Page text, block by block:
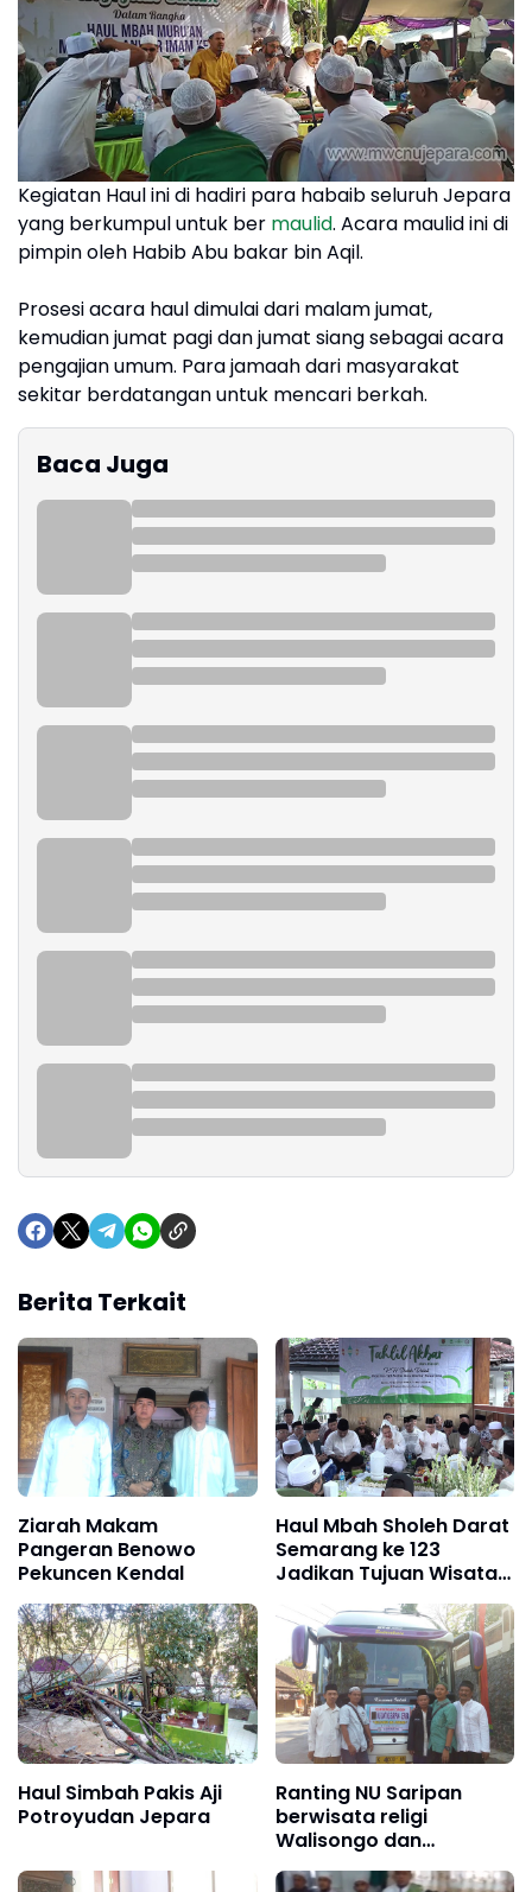
Kegiatan Haul ini di hadiri para habaib seluruh Jepara
yang berkumpul untuk ber maulid. Acara maulid ini di
pimpin oleh Habib Abu bakar bin Aqil.
Prosesi acara haul dimulai dari malam jumat,
kemudian jumat pagi dan jumat siang sebagai acara
pengajian umum. Para jamaah dari masyarakat
sekitar berdatangan untuk mencari berkah.
Baca Juga
Berita Terkait
Ziarah Makam
Pangeran Benowo
Pekuncen Kendal
Haul Mbah Sholeh Darat
Semarang ke 123
Jadikan Tujuan Wisata
Haul Simbah Pakis Aji
Potroyudan Jepara
Ranting NU Saripan
berwisata religi
Walisongo dan
Jombang